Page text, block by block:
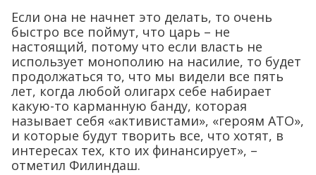
Если она не начнет это делать, то очень
быстро все поймут, что царь – не
настоящий, потому что если власть не
использует монополию на насилие, то будет
продолжаться то, что мы видели все пять
лет, когда любой олигарх себе набирает
какую-то карманную банду, которая
называет себя «активистами», «героям АТО»,
и которые будут творить все, что хотят, в
интересах тех, кто их финансирует», –
отметил Филиндаш.